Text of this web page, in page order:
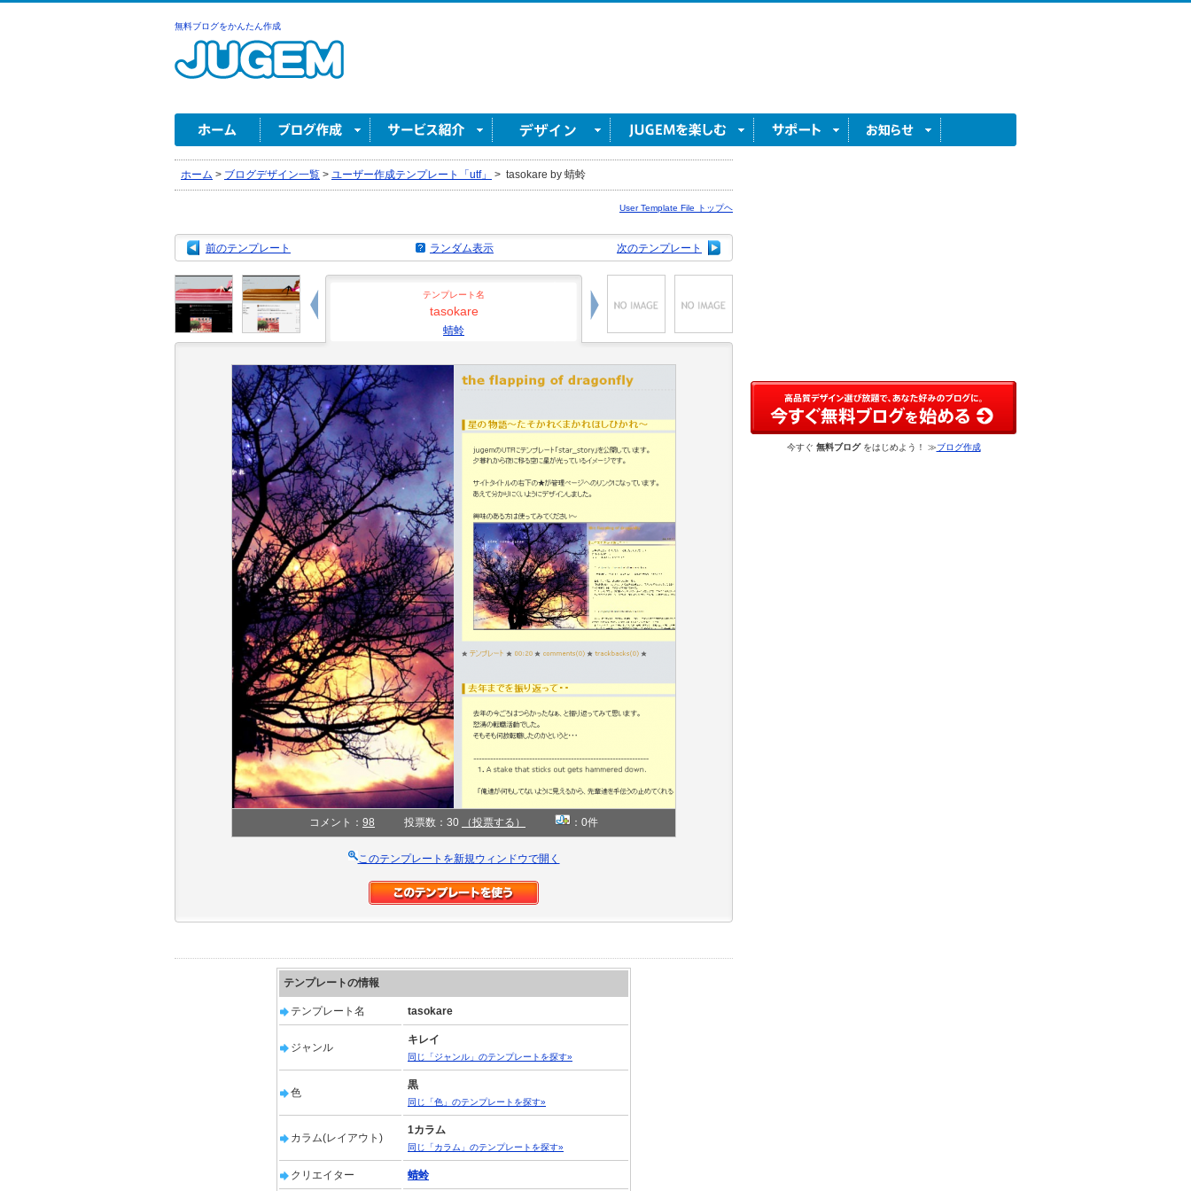
無料ブログをかんたん作成
ホーム > ブログデザイン一覧 > ユーザー作成テンプレート「utf」 > tasokare by 蜻蛉
User Template File トップヘ
前のテンプレート 次のテンプレート
ランダム表示
テンプレート名
tasokare
蜻蛉
コメント： 98 投票数：30 （投票する） ：0件
このテンプレートを新規ウィンドウで開く
テンプレートの情報
テンプレート名 tasokare
ジャンル
キレイ
同じ「ジャンル」のテンプレートを探す»
色
黒
同じ「色」のテンプレートを探す»
カラム(レイアウト)
1カラム
同じ「カラム」のテンプレートを探す»
クリエイター 蜻蛉
今すぐ 無料ブログをはじめよう！ ≫ブログ作成